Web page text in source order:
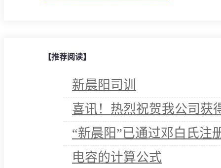
【推荐阅读】
新晨阳司训
喜讯！热烈祝贺我公司获
“新晨阳”已通过邓白氏注
电容的计算公式